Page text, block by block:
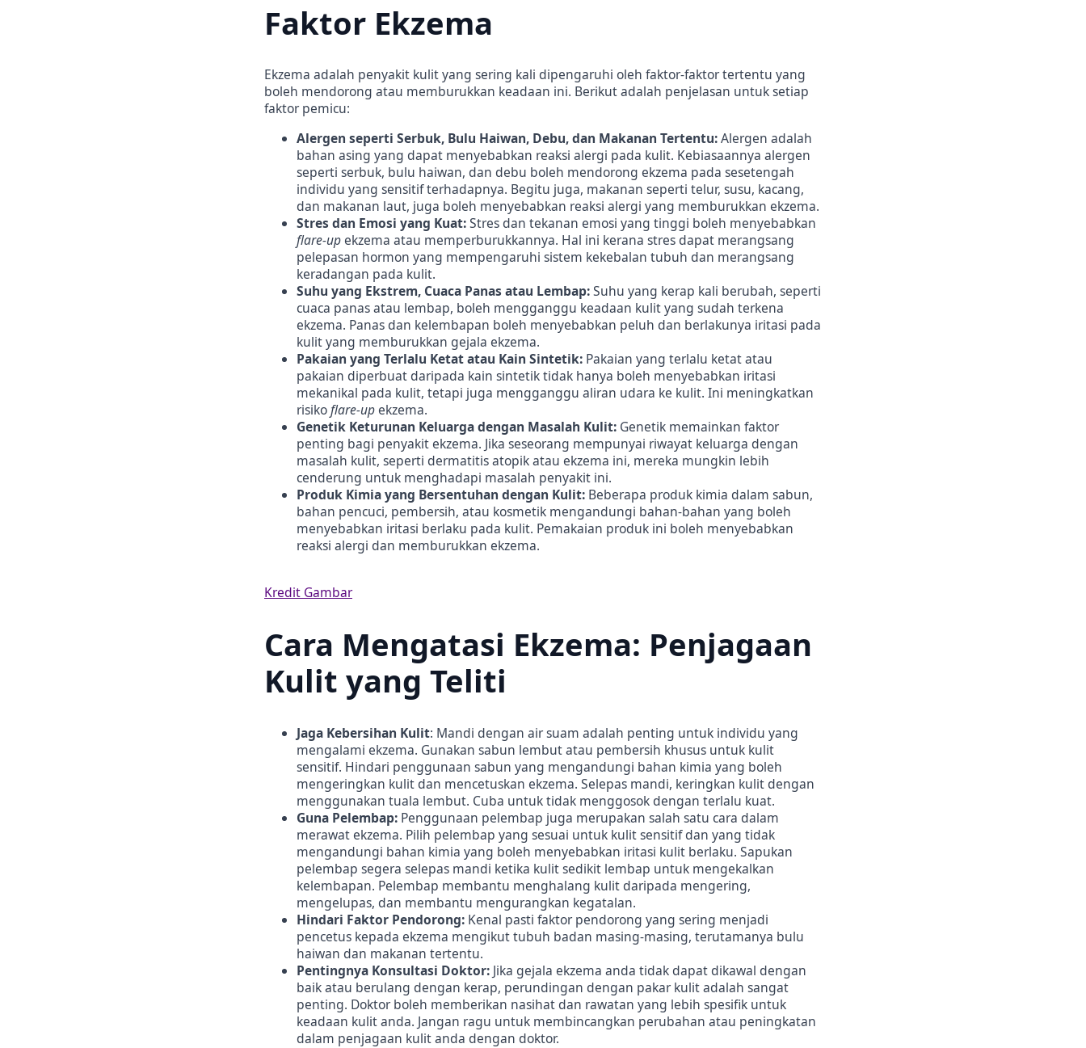
Faktor Ekzema
Ekzema adalah penyakit kulit yang sering kali dipengaruhi oleh faktor-faktor tertentu yang
boleh mendorong atau memburukkan keadaan ini. Berikut adalah penjelasan untuk setiap
faktor pemicu:
Alergen seperti Serbuk, Bulu Haiwan, Debu, dan Makanan Tertentu:Alergen adalah
bahan asing yang dapat menyebabkan reaksi alergi pada kulit. Kebiasaannya alergen
seperti serbuk, bulu haiwan, dan debu boleh mendorong ekzema pada sesetengah
individu yang sensitif terhadapnya. Begitu juga, makanan seperti telur, susu, kacang,
dan makanan laut, juga boleh menyebabkan reaksi alergi yang memburukkan ekzema.
Stres dan Emosi yang Kuat:Stres dan tekanan emosi yang tinggi boleh menyebabkan
flare-upekzema atau memperburukkannya. Hal ini kerana stres dapat merangsang
pelepasan hormon yang mempengaruhi sistem kekebalan tubuh dan merangsang
keradangan pada kulit.
Suhu yang Ekstrem, Cuaca Panas atau Lembap:Suhu yang kerap kali berubah, seperti
cuaca panas atau lembap, boleh mengganggu keadaan kulit yang sudah terkena
ekzema. Panas dan kelembapan boleh menyebabkan peluh dan berlakunya iritasi pada
kulit yang memburukkan gejala ekzema.
Pakaian yang Terlalu Ketat atau Kain Sintetik: Pakaian yang terlalu ketat atau
pakaian diperbuat daripada kain sintetik tidak hanya boleh menyebabkan iritasi
mekanikal pada kulit, tetapi juga mengganggu aliran udara ke kulit. Ini meningkatkan
risikoflare-upekzema.
Genetik Keturunan Keluarga dengan Masalah Kulit: Genetik memainkan faktor
penting bagi penyakit ekzema. Jika seseorang mempunyai riwayat keluarga dengan
masalah kulit, seperti dermatitis atopik atau ekzema ini, mereka mungkin lebih
cenderung untuk menghadapi masalah penyakit ini.
Produk Kimia yang Bersentuhan dengan Kulit: Beberapa produk kimia dalam sabun,
bahan pencuci, pembersih, atau kosmetik mengandungi bahan-bahan yang boleh
menyebabkan iritasi berlaku pada kulit. Pemakaian produk ini boleh menyebabkan
reaksi alergi dan memburukkan ekzema.
Kredit Gambar
Cara Mengatasi Ekzema: Penjagaan
Kulit yang Teliti
Jaga Kebersihan Kulit: Mandi dengan air suam adalah penting untuk individu yang
mengalami ekzema. Gunakan sabun lembut atau pembersih khusus untuk kulit
sensitif. Hindari penggunaan sabun yang mengandungi bahan kimia yang boleh
mengeringkan kulit dan mencetuskan ekzema. Selepas mandi, keringkan kulit dengan
menggunakan tuala lembut. Cuba untuk tidak menggosok dengan terlalu kuat.
Guna Pelembap: Penggunaan pelembap juga merupakan salah satu cara dalam
merawat ekzema. Pilih pelembap yang sesuai untuk kulit sensitif dan yang tidak
mengandungi bahan kimia yang boleh menyebabkan iritasi kulit berlaku. Sapukan
pelembap segera selepas mandi ketika kulit sedikit lembap untuk mengekalkan
kelembapan. Pelembap membantu menghalang kulit daripada mengering,
mengelupas, dan membantu mengurangkan kegatalan.
Hindari Faktor Pendorong: Kenal pasti faktor pendorong yang sering menjadi
pencetus kepada ekzema mengikut tubuh badan masing-masing, terutamanya bulu
haiwan dan makanan tertentu.
Pentingnya Konsultasi Doktor: Jika gejala ekzema anda tidak dapat dikawal dengan
baik atau berulang dengan kerap, perundingan dengan pakar kulit adalah sangat
penting. Doktor boleh memberikan nasihat dan rawatan yang lebih spesifik untuk
keadaan kulit anda. Jangan ragu untuk membincangkan perubahan atau peningkatan
dalam penjagaan kulit anda dengan doktor.